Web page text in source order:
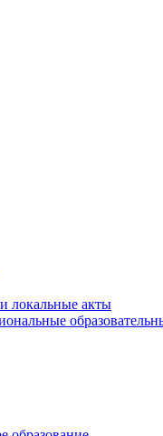
локальные акты